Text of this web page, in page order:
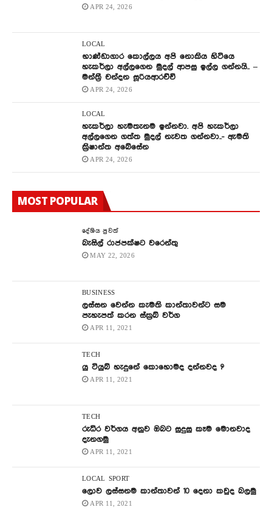
APR 24, 2026
LOCAL
භාණ්ඩාගාර කොල්ලය අපි නොකිය හිටියෙ
හැකර්ලා අල්ලගෙන මුදල් ආපසු ඉල්ල ගන්නයි.. –
මන්ත්‍රී චන්දන සූරියආරච්චි
APR 24, 2026
LOCAL
හැකර්ලා හැමතැනම ඉන්නවා. අපි හැකර්ලා
අල්ලගෙන ගත්ත මුදල් නැවත ගන්නවා..- ඇමති
ක්‍රිෂාන්ත අබේසේන
APR 24, 2026
MOST POPULAR
දේශිය පුවත්
බැසිල් රාජපක්ෂට වරෙන්තු
MAY 22, 2026
BUSINESS
ලස්සන වෙන්න කැමති කාන්තාවන්ට සම
පැහැපත් කරන ස්ක්‍රබ් වර්ග
APR 11, 2021
TECH
යු ටියුබ් හැදුනේ කොහොමද දන්නවද ?
APR 11, 2021
TECH
රුධිර වර්ගය අනුව ඔබට සුදුසු කෑම මොනවාද
දැනගමු
APR 11, 2021
LOCAL SPORT
ලොව ලස්සනම කාන්තාවන් 10 දෙනා කවුද බලමු
APR 11, 2021